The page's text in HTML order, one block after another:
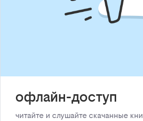
офлайн-доступ
читайте и слушайте скачанные